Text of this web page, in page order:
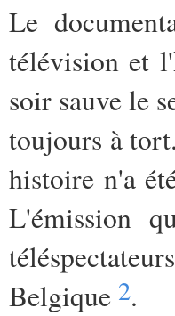
Le
télévision et l'
soir sauve le
toujours à
histoire n'a
L'émission
Belgique 2.